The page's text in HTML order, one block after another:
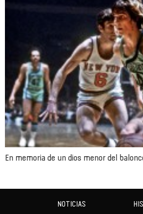
En memoria de un dios menor del
NOTICIAS